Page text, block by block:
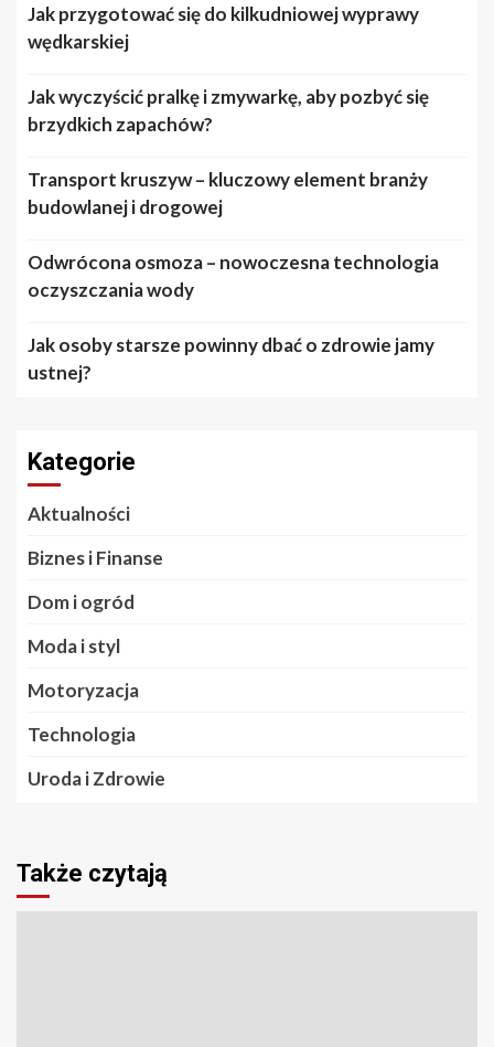
Jak przygotować się do kilkudniowej wyprawy
wędkarskiej
Jak wyczyścić pralkę i zmywarkę, aby pozbyć się
brzydkich zapachów?
Transport kruszyw – kluczowy element branży
budowlanej i drogowej
Odwrócona osmoza – nowoczesna technologia
oczyszczania wody
Jak osoby starsze powinny dbać o zdrowie jamy
ustnej?
Kategorie
Aktualności
Biznes i Finanse
Dom i ogród
Moda i styl
Motoryzacja
Technologia
Uroda i Zdrowie
Także czytają